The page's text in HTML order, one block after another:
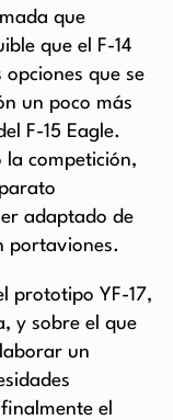
que
que el F-14
opciones que se
un poco más
F-15 Eagle.
la competición,
adaptado de
portaviones.
prototipo YF-17,
y sobre el que
un
el